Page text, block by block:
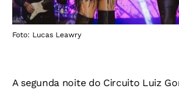
Foto: Lucas Leawry
A segunda noite do Circuito Luiz